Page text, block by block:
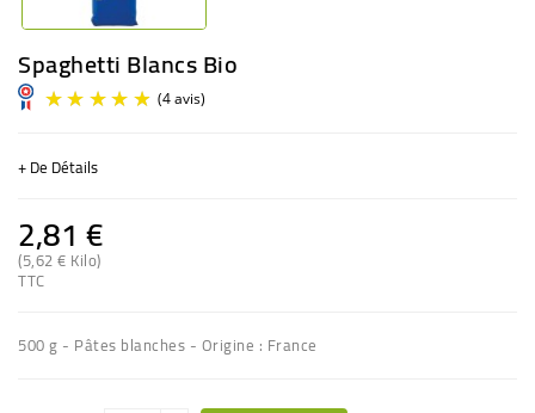
Spaghetti Blancs Bio
+ De Détails
2,81 €
(5,62 € Kilo)
TTC
500 g - Pâtes blanches - Origine : France